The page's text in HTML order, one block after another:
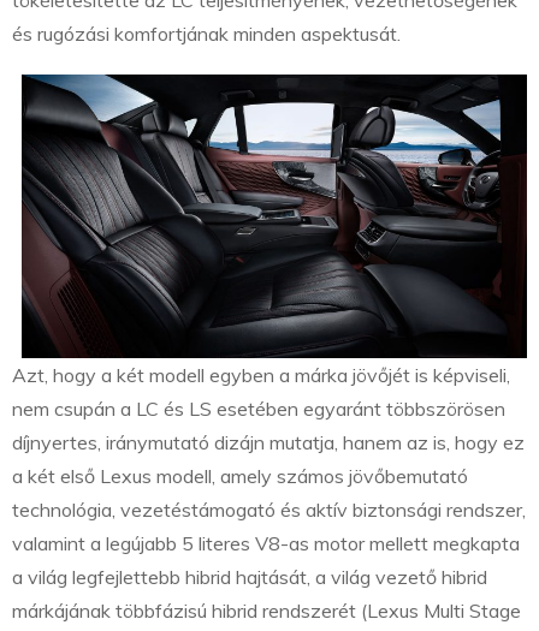
és rugózási komfortjának minden aspektusát.
Azt, hogy a két modell egyben a márka jövőjét is képviseli,
nem csupán a LC és LS esetében egyaránt többszörösen
díjnyertes, iránymutató dizájn mutatja, hanem az is, hogy ez
a két első Lexus modell, amely számos jövőbemutató
technológia, vezetéstámogató és aktív biztonsági rendszer,
valamint a legújabb 5 literes V8-as motor mellett megkapta
a világ legfejlettebb hibrid hajtását, a világ vezető hibrid
márkájának többfázisú hibrid rendszerét (Lexus Multi Stage